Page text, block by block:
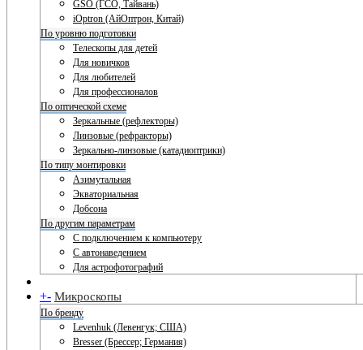
GSO (ГСО, Тайвань)
iOptron (АйОптрон, Китай)
По уровню подготовки
Телескопы для детей
Для новичков
Для любителей
Для профессионалов
По оптической схеме
Зеркальные (рефлекторы)
Линзовые (рефракторы)
Зеркально-линзовые (катадиоптрики)
По типу монтировки
Азимутальная
Экваториальная
Добсона
По другим параметрам
С подключением к компьютеру
С автонаведением
Для астрофотографий
+- Микроскопы
По бренду
Levenhuk (Левенгук; США)
Bresser (Брессер; Германия)